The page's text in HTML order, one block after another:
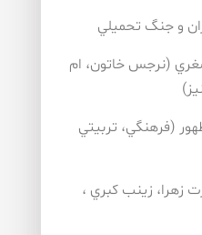
(نرجس خاتون، ام
(فرهنگي، تربيتي
زهرا، زينب كبري ،